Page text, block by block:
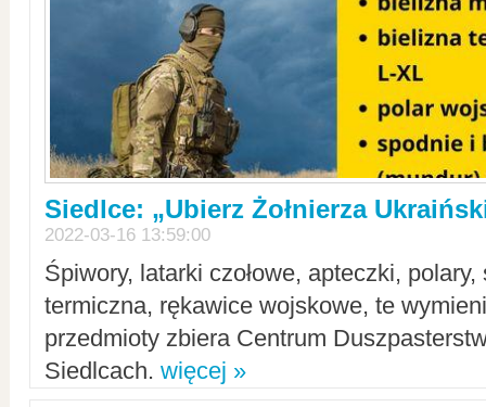
Siedlce: „Ubierz Żołnierza
2022-03-16 13:59:00
Śpiwory, latarki czołowe, apteczki,
termiczna, rękawice wojskowe, te
przedmioty zbiera Centrum
Siedlcach. więcej »